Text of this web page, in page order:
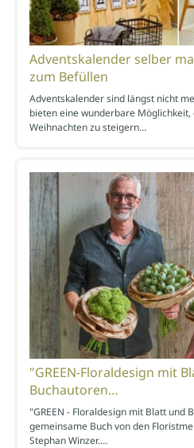
Adventskalender selber
zum Befüllen
Adventskalender sind längst nicht
bieten eine wunderbare
Weihnachten zu steigern…
"GREEN-Floraldesign mit
Buchautoren…
"GREEN - Floraldesign mit Blatt und
gemeinsame Buch von den
Stephan Winzer.…